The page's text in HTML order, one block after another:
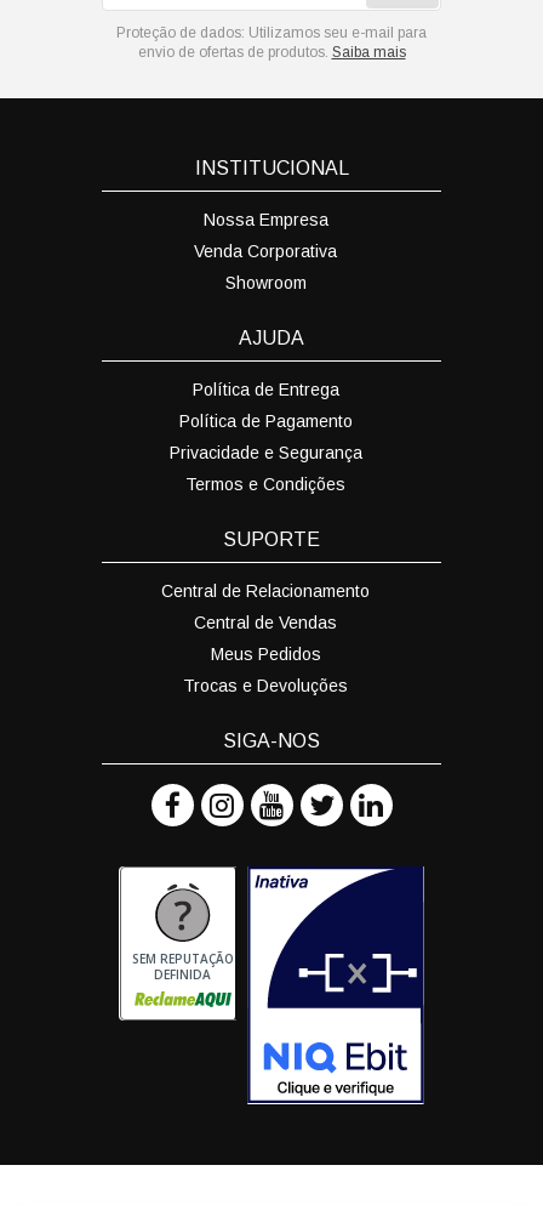
Proteção de dados: Utilizamos seu e-mail para
envio de ofertas de produtos. Saiba mais
INSTITUCIONAL
Nossa Empresa
Venda Corporativa
Showroom
AJUDA
Política de Entrega
Política de Pagamento
Privacidade e Segurança
Termos e Condições
SUPORTE
Central de Relacionamento
Central de Vendas
Meus Pedidos
Trocas e Devoluções
SIGA-NOS
SEM REPUTAÇÃO
DEFINIDA